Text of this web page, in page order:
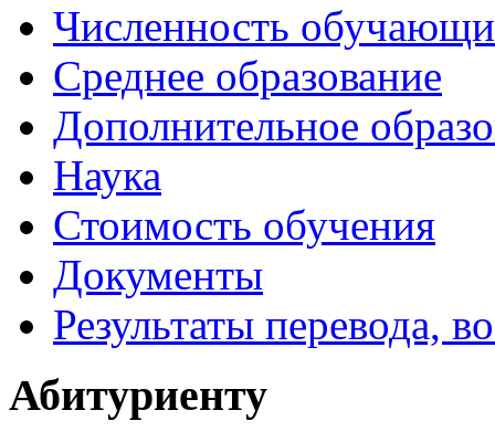
Численность
Среднее образование
Дополнительное
Наука
Стоимость обучения
Документы
Результаты перевода,
Абитуриенту